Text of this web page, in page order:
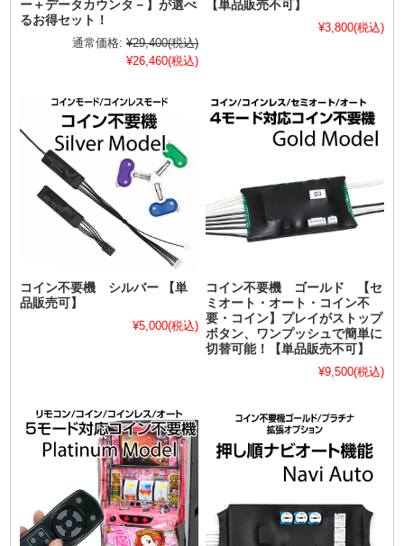
ー＋データカウンタ－】が選べ
るお得セット！
通常価格: ¥29,400(税込)
¥26,460(税込)
【単品販売不可】
¥3,800(税込)
コイン不要機 シルバー 【単
品販売可】
¥5,000(税込)
コイン不要機 ゴールド 【セ
ミオート・オート・コイン不
要・コイン】プレイがストップ
ボタン、ワンプッシュで簡単に
切替可能！【単品販売不可】
¥9,500(税込)